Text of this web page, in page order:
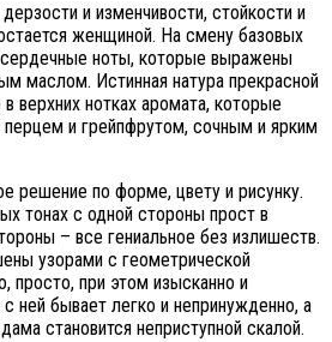
и изменчивости, стойкости и
женщиной. На смену базовых
ноты, которые выражены
маслом. Истинная натура прекрасной
верхних нотках аромата, которые
и грейпфрутом, сочным и ярким
решение по форме, цвету и рисунку.
тонах с одной стороны прост в
– все гениальное без излишеств.
узорами с геометрической
просто, при этом изысканно и
ней бывает легко и непринужденно, а
становится неприступной скалой.